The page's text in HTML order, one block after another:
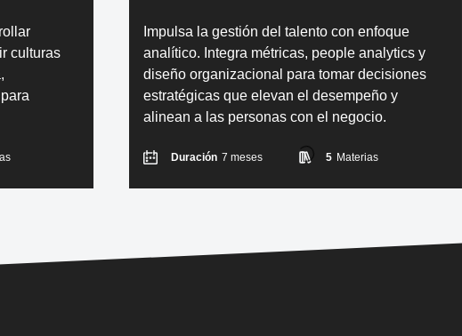
culturas
Impulsa la gestión del talento con enfoque
analítico. Integra métricas, people analytics y
diseño organizacional para tomar decisiones
estratégicas que elevan el desempeño y
alinean a las personas con el negocio.
Duración 7 meses 5 Materias